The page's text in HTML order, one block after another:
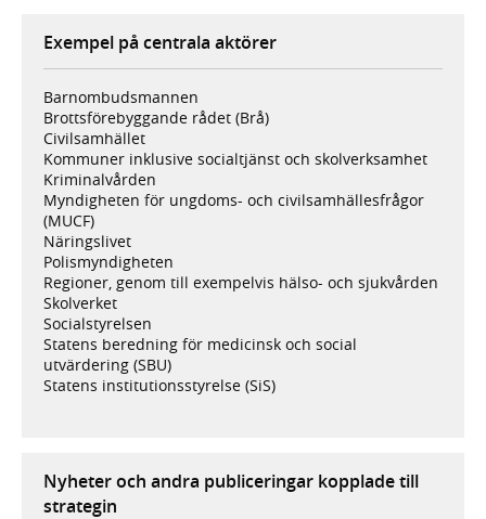
Exempel på centrala aktörer
Barnombudsmannen
Brottsförebyggande rådet (Brå)
Civilsamhället
Kommuner inklusive socialtjänst och skolverksamhet
Kriminalvården
Myndigheten för ungdoms- och civilsamhällesfrågor
(MUCF)
Näringslivet
Polismyndigheten
Regioner, genom till exempelvis hälso- och sjukvården
Skolverket
Socialstyrelsen
Statens beredning för medicinsk och social
utvärdering (SBU)
Statens institutionsstyrelse (SiS)
Nyheter och andra publiceringar kopplade till
strategin